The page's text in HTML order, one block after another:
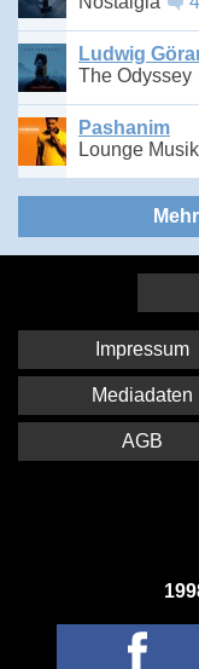
Ludwig
The Odyssey
Pashanim
Lounge Musik
Impressum
Mediadaten
AGB